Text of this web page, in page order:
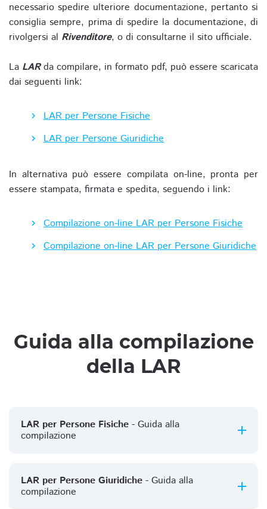
necessario spedire ulteriore documentazione, pertanto si
consiglia sempre, prima di spedire la documentazione, di
rivolgersi al Rivenditore, o di consultarne il sito ufficiale.
La LARda compilare, in formato pdf, può essere scaricata
dai seguenti link:
LAR per Persone Fisiche
LAR per Persone Giuridiche
In alternativa può essere compilata on-line, pronta per
essere stampata, firmata e spedita, seguendo i link:
Compilazione on-line LAR per Persone Fisiche
Compilazione on-line LAR per Persone Giuridiche
Guida alla compilazione
della LAR
LAR per Persone Fisiche - Guida alla
compilazione
LAR per Persone Giuridiche - Guida alla
compilazione